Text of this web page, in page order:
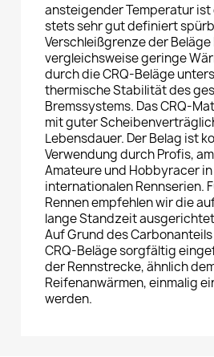
ansteigender Temperatur
stets sehr gut definiert
Verschleißgrenze der
vergleichsweise geringe
durch die CRQ-Beläge
thermische Stabilität des
Bremssystems. Das CRQ-
mit guter
Lebensdauer. Der Belag ist
Verwendung durch Profis,
Amateure und Hobbyracer
internationalen Rennserien.
Rennen empfehlen wir die
lange Standzeit
Auf Grund des
CRQ-Beläge sorgfältig
der Rennstrecke, ähnlich
Reifenanwärmen, einmalig
werden.